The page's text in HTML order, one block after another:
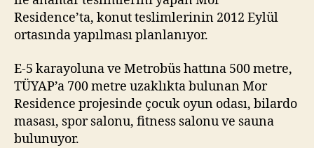
Residence’ta, konut teslimlerinin 2012 Eylül
ortasında yapılması planlanıyor.
E-5 karayoluna ve Metrobüs hattına 500 metre,
TÜYAP’a 700 metre uzaklıkta bulunan Mor
Residence projesinde çocuk oyun odası, bilardo
masası, spor salonu, fitness salonu ve sauna
bulunuyor.